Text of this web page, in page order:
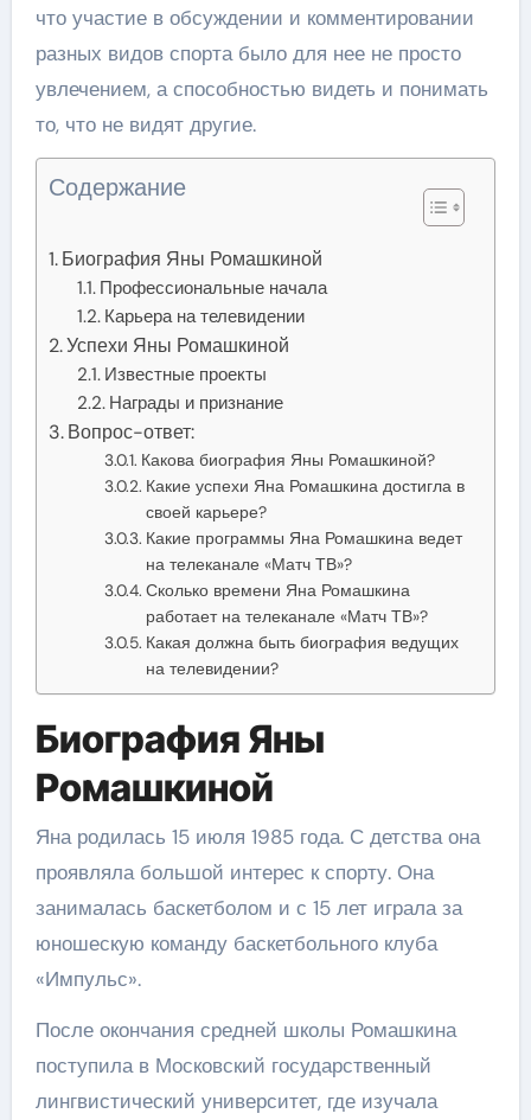
что участие в обсуждении и комментировании
разных видов спорта было для нее не просто
увлечением, а способностью видеть и понимать
то, что не видят другие.
Содержание
Биография Яны Ромашкиной
Профессиональные начала
Карьера на телевидении
Успехи Яны Ромашкиной
Известные проекты
Награды и признание
Вопрос-ответ:
Какова биография Яны Ромашкиной?
Какие успехи Яна Ромашкина достигла в
своей карьере?
Какие программы Яна Ромашкина ведет
на телеканале «Матч ТВ»?
Сколько времени Яна Ромашкина
работает на телеканале «Матч ТВ»?
Какая должна быть биография ведущих
на телевидении?
Биография Яны
Ромашкиной
Яна родилась 15 июля 1985 года. С детства она
проявляла большой интерес к спорту. Она
занималась баскетболом и с 15 лет играла за
юношескую команду баскетбольного клуба
«Импульс».
После окончания средней школы Ромашкина
поступила в Московский государственный
лингвистический университет, где изучала